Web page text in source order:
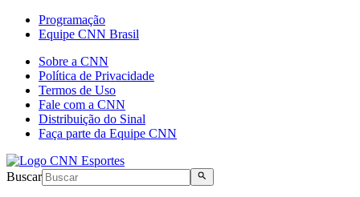
Programação
Equipe CNN Brasil
Sobre a CNN
Política de Privacidade
Termos de Uso
Fale com a CNN
Distribuição do Sinal
Faça parte da Equipe CNN
Buscar